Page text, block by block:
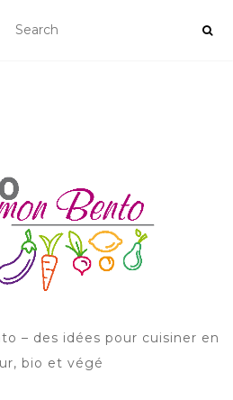
NAVIGATION
– des idées pour cuisiner en
bio et végé